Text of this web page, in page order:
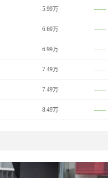
5.99万 ------
6.69万 ------
6.99万 ------
7.49万 ------
7.49万 ------
8.49万 ------